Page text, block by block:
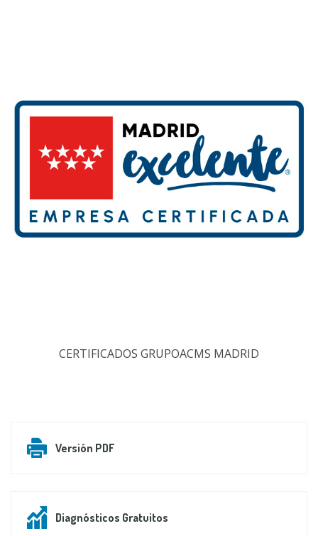
CERTIFICADOS GRUPOACMS MADRID
Versión PDF
Diagnósticos Gratuitos